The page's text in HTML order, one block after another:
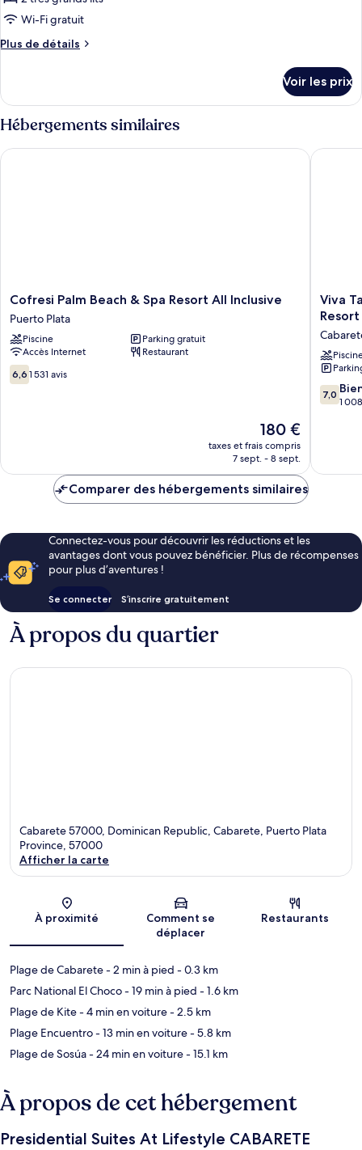
lit,
vue
océan
type
chambre :
2
chambres,
vue
océan
Wi-Fi gratuit
Plus de détails
Plus
le
type
de
chambre
Suite
Voir les prix
Hébergements similaires
Cofresi
Palm
Beach
&
Spa
Resort
All
Cofresi Palm Beach & Spa Resort All Inclusive
Puerto Plata
Piscine
Parking gratuit
Accès Internet
Restaurant
6.6
sur
6,6 1 531 avis
Le
nouveau
prix
de
180 €
taxes et frais compris
7 sept. - 8 sept.
Cofresi Palm Beach & Spa Resort All Inclusive
Viva
A
Resort
Viva
Resort
7.0
sur
7,0
1
Viva
Comparer des hébergements similaires
Connectez-vous pour découvrir les réductions et les
avantages dont vous pouvez bénéficier. Plus de récompenses
pour plus d’aventures !
Se connecter S’inscrire gratuitement
À propos du quartier
Cabarete 57000, Dominican Republic, Cabarete, Puerto Plata
Province, 57000
Afficher la carte
À proximité
Comment se
déplacer
Restaurants
Plage de Cabarete- 2 min à pied - 0.3 km
Parc National El Choco- 19 min à pied - 1.6 km
Plage de Kite- 4 min en voiture- 2.5 km
Plage Encuentro- 13 min en voiture- 5.8 km
Plage de Sosúa- 24 min en voiture- 15.1 km
À propos de cet hébergement
Presidential Suites At Lifestyle CABARETE